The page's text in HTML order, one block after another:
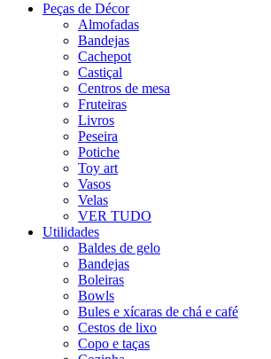
Peças de Décor
Almofadas
Bandejas
Cachepot
Castiçal
Centros de mesa
Fruteiras
Livros
Peseira
Potiche
Toy art
Vasos
Velas
VER TUDO
Utilidades
Baldes de gelo
Bandejas
Boleiras
Bowls
Bules e xícaras de chá e café
Cestos de lixo
Copo e taças